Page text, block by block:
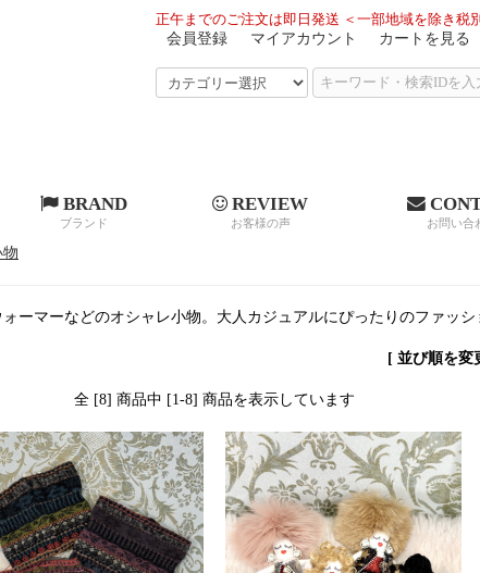
正午までのご注文は即日発送 ＜一部地域を除き税
会員登録 マイアカウント カートを見る
BRAND
ブランド
REVIEW
お客様の声 お問い合
物
ーマーなどのオシャレ小物。大人カジュアルにぴったりのファッシ
[ 並び順を変
全 [8] 商品中 [1-8] 商品を表示しています